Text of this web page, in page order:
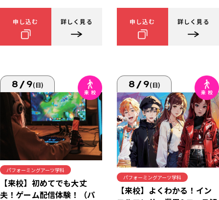
申し込む 詳しく見る 申し込む 詳しく見る
8/9(日)
パフォーミングアーツ学科
【来校】初めてでも大丈
夫！ゲーム配信体験！（パ
8/9(日)
パフォーミングアーツ学科
【来校】よくわかる！イン